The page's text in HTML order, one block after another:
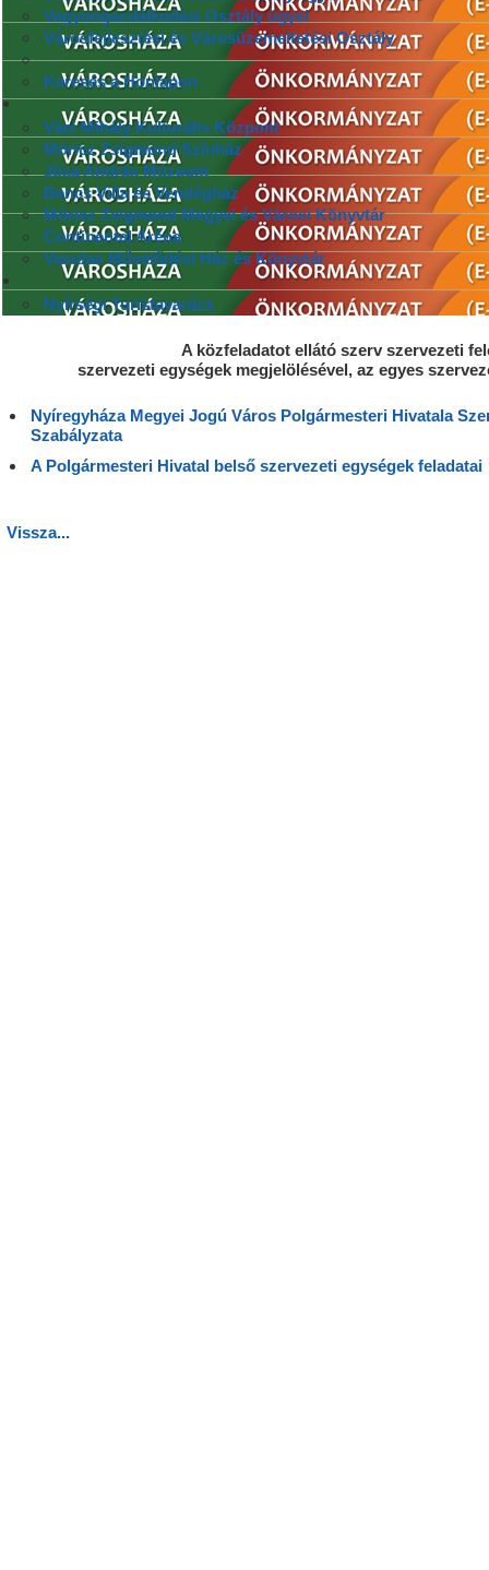
Vagyongazdálkodási Osztály ügyei
Városfejlesztési és Városüzemeltetési Osztály
Keresés a Honlapon
Váci Mihály Kulturális Központ
Móricz Zsigmond Színház
Jósa András Múzeum
Bencs Villa és Vendégház
Móricz Zsigmond Megyei és Városi Könyvtár
Continental Aréna
Vasutas Művelődési Ház és Könyvtár
Nyírségi Turistavarázs
A közfeladatot ellátó szerv szervezeti
szervezeti egységek megjelölésével, az egyes
Nyíregyháza Megyei Jogú Város Polgármesteri Hivatala
Szabályzata
A Polgármesteri Hivatal belső szervezeti egységek feladatai
Vissza...